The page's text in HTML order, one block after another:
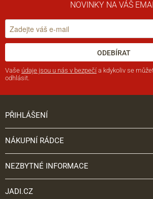
NOVINKY NA VÁŠ
ODEBÍRAT
Vaše údaje jsou u nás v bezpečí a kdykoliv se
odhlásit.
PŘIHLÁŠENÍ
NÁKUPNÍ RÁDCE
NEZBYTNÉ INFORMACE
JADI.CZ